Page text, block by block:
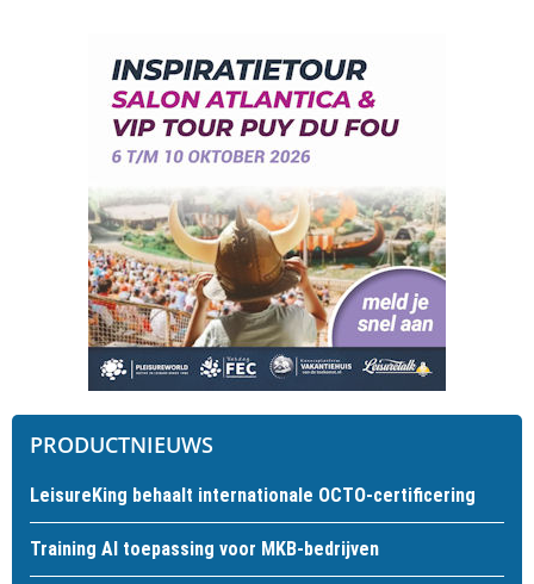
PRODUCTNIEUWS
LeisureKing behaalt internationale OCTO-certificering
Training AI toepassing voor MKB-bedrijven